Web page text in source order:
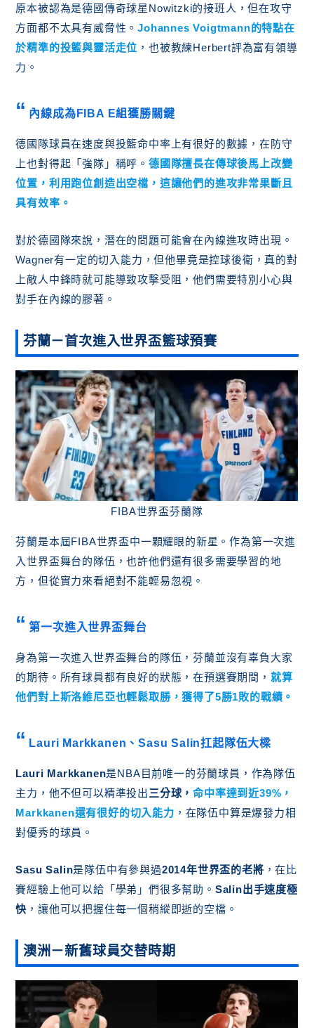
原本被認為是德國傳奇球星Nowitzki的接班人，但在攻守
方面都不太具有威脅性。Johannes Voigtmann的特點在
於精準的投籃與靈活走位 ，也被教練Herbert評為富有領導
力。
內線成為FIBA E組獲勝關鍵
德國隊球員在速度與投籃命中率上有很好的數據，在防守
上也對得起「強隊」稱呼。 德國隊擅長在傳球後馬上改變
位置，利用跑位創造出空檔，這讓他們的進攻非常果斷且
具有效率。
對於德國隊來說，潛在的問題可能會在內線進攻時出現。
Wagner有一定的切入能力，但他畢竟是控球後衛，真的對
上敵人中鋒時就可能導致攻擊受阻，他們需要特別小心與
對手在內線的膠著。
芬蘭－首次進入世界盃籃球預賽
FIBA世界盃芬蘭隊
芬蘭是本屆FIBA世界盃中一顆耀眼的新星。作為第一次進
入世界盃舞台的隊伍，也許他們還有很多需要學習的地
方，但從實力來看絕對不能輕易忽視。
第一次進入世界盃舞台
身為第一次進入世界盃舞台的隊伍，芬蘭並沒有辜負大家
的期待。所有球員都有良好的狀態，在預選賽期間， 就算
他們對上斯洛維尼亞也輕鬆取勝，獲得了5勝1敗的戰績 。
Lauri Markkanen、Sasu Salin扛起隊伍大樑
Lauri Markkanen是NBA目前唯一的芬蘭球員，作為隊伍
主力，他不但可以精準投出三分球，命中率達到近39% ，
Markkanen還有很好的切入能力 ，在隊伍中算是爆發力相
對優秀的球員。
Sasu Salin是隊伍中有參與過2014年世界盃的老將 ，在比
賽經驗上他可以給「學弟」們很多幫助。 Salin出手速度極
快 ，讓他可以把握住每一個稍縱即逝的空檔。
澳洲－新舊球員交替時期